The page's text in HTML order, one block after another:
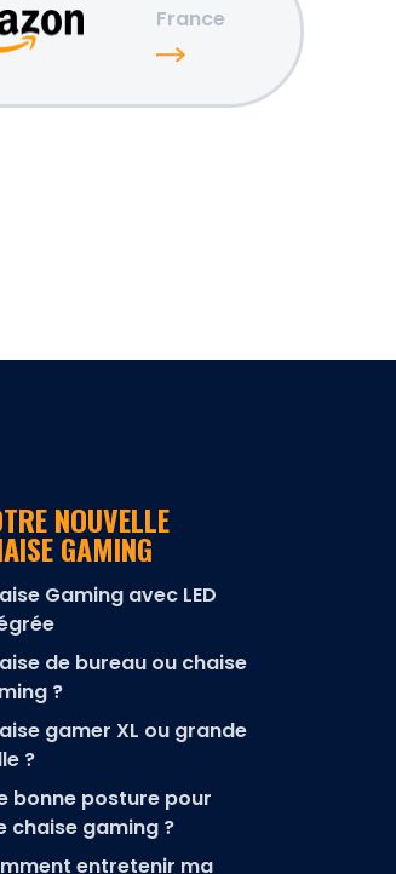
France
NOUVELLE
GAMING
Gaming avec LED
de bureau ou chaise
?
gamer XL ou grande
?
bonne posture pour
chaise gaming ?
entretenir ma